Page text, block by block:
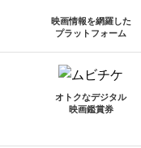
映画情報を網羅した
プラットフォーム
オトクなデジタル
映画鑑賞券